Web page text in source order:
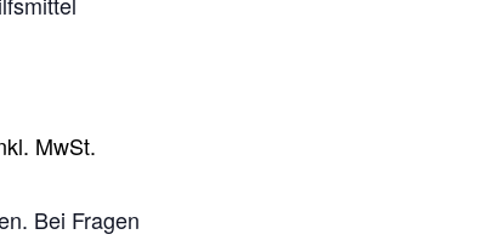
MwSt.
Bei Fragen